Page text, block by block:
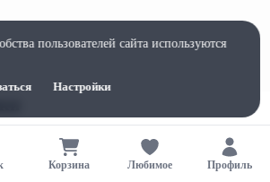
Корзина Любимое Профиль
пользователей сайта используются
Настройки